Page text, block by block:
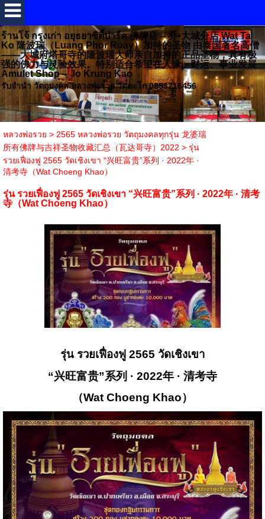
ร้านโจ้ กรุงเก่า อยุธยาซิตี้ปาร์ค 佛牌店 – 乔•大城分店 Wat Ta
Ko 隆波瑞（Luang Phor Ruay）加持的圣物 由泰国著名高僧
——大城府塔哥寺的隆波瑞大师亲自加持的正品圣物，具有极
强的佛力与灵验效果。特别适合希望在人缘、财运、事业发展
Amulet Shop – Jo Krung Kao
รับจำนำ วัตถุมงคล หลวงพ่อรวย วัดตะโก 0853216456
หลวงพ่อรวย > 2565 หลวงพ่อรวย วัตถุมงคลทุกรุ่น 龙婆瑞
所有佛牌与吉祥圣物收藏汇总（瓦达哥寺）2022 > รุ่น
รวยเฟื่องฟู 2565 วัดเชิงเขา “兴旺富贵”系列 · 2022年 ·
清考寺（Wat Choeng Khao）
รุ่น รวยเฟื่องฟู 2565 วัดเชิงเขา “兴旺富贵”系列 · 2022年 · 清考
寺（Wat Choeng Khao）
รุ่น รวยเฟื่องฟู 2565 วัดเชิงเขา
“兴旺富贵”系列 · 2022年 · 清考寺
（Wat Choeng Khao）